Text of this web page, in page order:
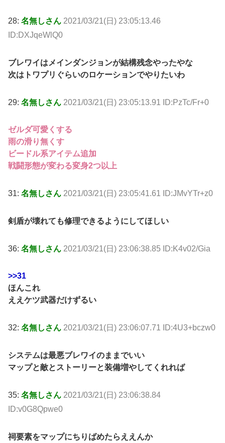
28: 名無しさん 2021/03/21(日) 23:05:13.46
ID:DXJqeWlQ0
ブレワイはメインダンジョンが結構残念やったやな
次はトワプリぐらいのロケーションでやりたいわ
29: 名無しさん 2021/03/21(日) 23:05:13.91 ID:PzTc/Fr+0
ゼルダ可愛くする
雨の滑り無くす
ビードル系アイテム追加
戦闘形態が変わる変身2つ以上
31: 名無しさん 2021/03/21(日) 23:05:41.61 ID:JMvYTr+z0
剣盾が壊れても修理できるようにしてほしい
36: 名無しさん 2021/03/21(日) 23:06:38.85 ID:K4v02/Gia
>>31
ほんこれ
ええケツ武器だけずるい
32: 名無しさん 2021/03/21(日) 23:06:07.71 ID:4U3+bczw0
システムは最悪ブレワイのままでいい
マップと敵とストーリーと装備増やしてくれれば
35: 名無しさん 2021/03/21(日) 23:06:38.84
ID:v0G8Qpwe0
祠要素をマップにちりばめたらええんか